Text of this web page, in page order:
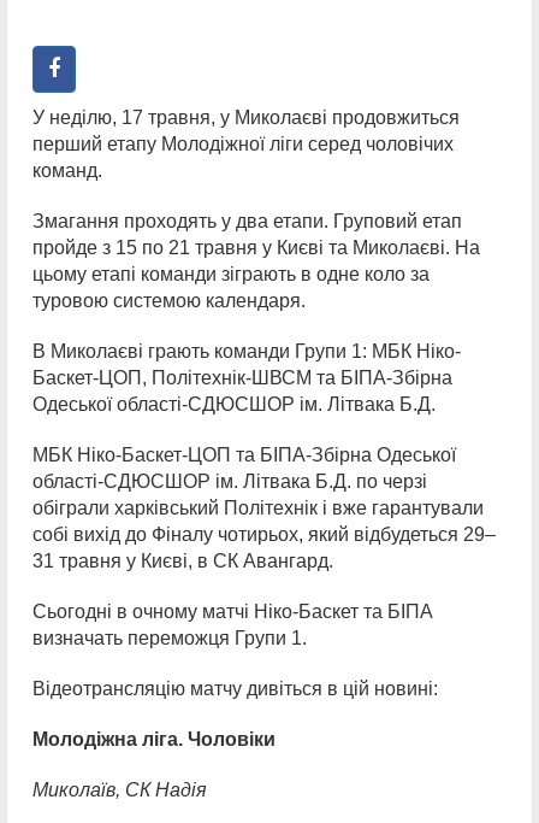
У неділю, 17 травня, у Миколаєві продовжиться
перший етапу Молодіжної ліги серед чоловічих
команд.
Змагання проходять у два етапи. Груповий етап
пройде з 15 по 21 травня у Києві та Миколаєві. На
цьому етапі команди зіграють в одне коло за
туровою системою календаря.
В Миколаєві грають команди Групи 1: МБК Ніко-
Баскет-ЦОП, Політехнік-ШВСМ та БІПА-Збірна
Одеської області-СДЮСШОР ім. Літвака Б.Д.
МБК Ніко-Баскет-ЦОП та БІПА-Збірна Одеської
області-СДЮСШОР ім. Літвака Б.Д. по черзі
обіграли харківський Політехнік і вже гарантували
собі вихід до Фіналу чотирьох, який відбудеться 29–
31 травня у Києві, в СК Авангард.
Сьогодні в очному матчі Ніко-Баскет та БІПА
визначать переможця Групи 1.
Відеотрансляцію матчу дивіться в цій новині:
Молодіжна ліга. Чоловіки
Миколаїв, СК Надія